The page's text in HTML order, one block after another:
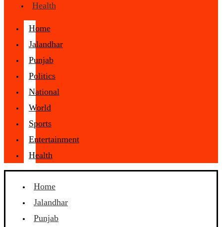
Health
Home
Jalandhar
Punjab
Politics
National
World
Sports
Entertainment
Health
Home
Jalandhar
Punjab